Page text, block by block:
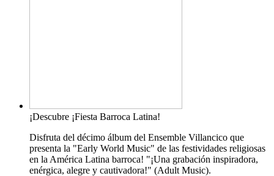
¡Descubre ¡Fiesta Barroca Latina!
Disfruta del décimo álbum del Ensemble Villancico que
presenta la "Early World Music" de las festividades religiosas
en la América Latina barroca! "¡Una grabación inspiradora,
enérgica, alegre y cautivadora!" (Adult Music).